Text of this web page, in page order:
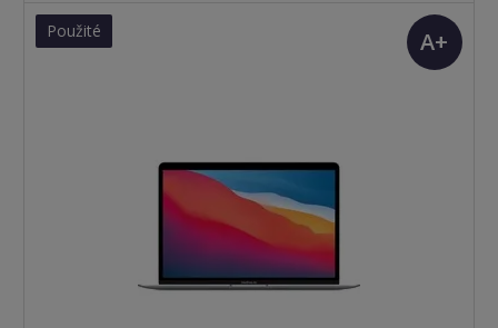
Použité
A+